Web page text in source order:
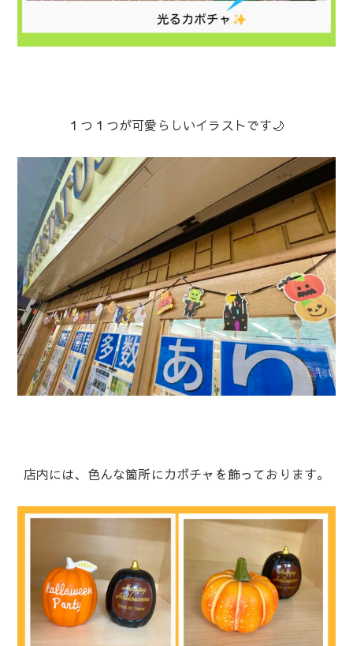
１つ１つが可愛らしいイラストです🌙
店内には、色んな箇所にカボチャを飾っております。